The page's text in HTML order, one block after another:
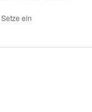
ein